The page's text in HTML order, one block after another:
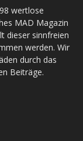
wertlose
MAD Magazin
dieser sinnfreien
werden. Wir
durch das
Beiträge.